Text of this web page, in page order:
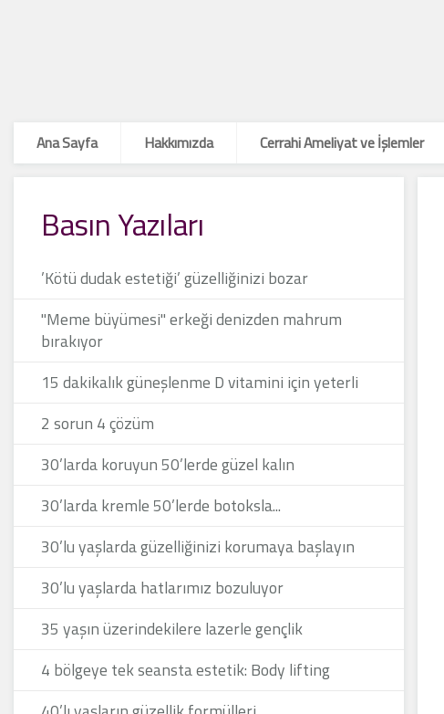
Ana Sayfa
Hakkımızda Cerrahi Ameliyat ve İşlemler
Basın Yazıları
’Kötü dudak estetiği’ güzelliğinizi bozar
"Meme büyümesi" erkeği denizden mahrum
bırakıyor
15 dakikalık güneşlenme D vitamini için yeterli
2 sorun 4 çözüm
30’larda koruyun 50’lerde güzel kalın
30’larda kremle 50’lerde botoksla...
30’lu yaşlarda güzelliğinizi korumaya başlayın
30’lu yaşlarda hatlarımız bozuluyor
35 yaşın üzerindekilere lazerle gençlik
4 bölgeye tek seansta estetik: Body lifting